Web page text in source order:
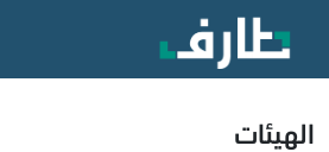
الهيئات